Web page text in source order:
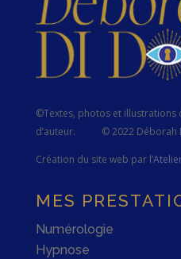
©Textes, photos et illustrations
d’auteur. © 2022 Déborah
Création du site web par l’
MES
Numérologie
Hypnose